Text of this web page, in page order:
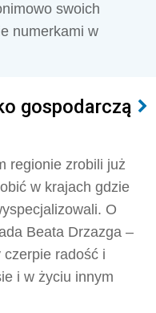
swoich
numerkami w
gospodarczą
regionie zrobili już
w krajach gdzie
O
Beata Drzazga –
radość i
i w życiu innym